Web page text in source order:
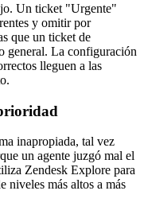
Un ticket "Urgente"
y omitir por
que un ticket de
general. La configuración
lleguen a las
inapropiada, tal vez
un agente juzgó mal el
Zendesk Explore para
niveles más altos a más